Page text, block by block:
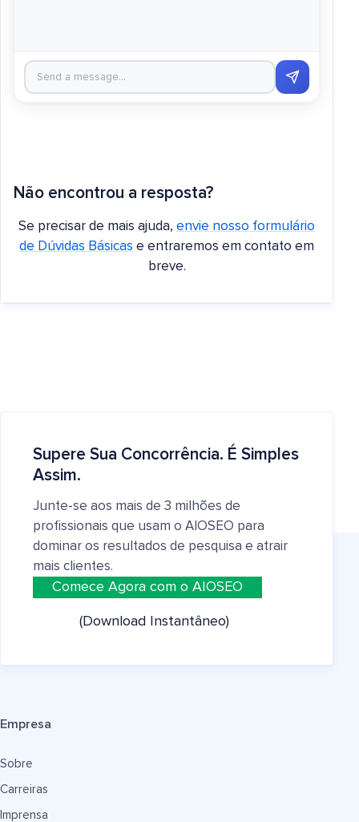
Não encontrou a resposta?
Se precisar de mais ajuda, envie nosso formulário
de Dúvidas Básicas e entraremos em contato em
breve.
Supere Sua Concorrência. É Simples
Assim.
Junte-se aos mais de 3 milhões de
profissionais que usam o AIOSEO para
dominar os resultados de pesquisa e atrair
mais clientes.
Comece Agora com o AIOSEO
(Download Instantâneo)
Empresa
Sobre
Carreiras
Imprensa